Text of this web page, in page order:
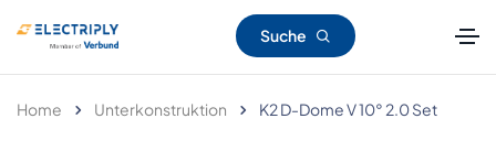
Suche
Home Unterkonstruktion K2 D-Dome V 10° 2.0 Set